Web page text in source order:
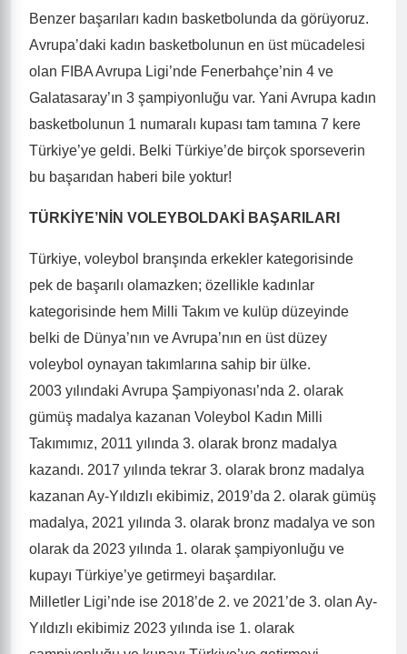
Benzer başarıları kadın basketbolunda da görüyoruz.
Avrupa’daki kadın basketbolunun en üst mücadelesi
olan FIBA Avrupa Ligi’nde Fenerbahçe’nin 4 ve
Galatasaray’ın 3 şampiyonluğu var. Yani Avrupa kadın
basketbolunun 1 numaralı kupası tam tamına 7 kere
Türkiye’ye geldi. Belki Türkiye’de birçok sporseverin
bu başarıdan haberi bile yoktur!
TÜRKİYE’NİN VOLEYBOLDAKİ BAŞARILARI
Türkiye, voleybol branşında erkekler kategorisinde
pek de başarılı olamazken; özellikle kadınlar
kategorisinde hem Milli Takım ve kulüp düzeyinde
belki de Dünya’nın ve Avrupa’nın en üst düzey
voleybol oynayan takımlarına sahip bir ülke.
2003 yılındaki Avrupa Şampiyonası’nda 2. olarak
gümüş madalya kazanan Voleybol Kadın Milli
Takımımız, 2011 yılında 3. olarak bronz madalya
kazandı. 2017 yılında tekrar 3. olarak bronz madalya
kazanan Ay-Yıldızlı ekibimiz, 2019’da 2. olarak gümüş
madalya, 2021 yılında 3. olarak bronz madalya ve son
olarak da 2023 yılında 1. olarak şampiyonluğu ve
kupayı Türkiye’ye getirmeyi başardılar.
Milletler Ligi’nde ise 2018’de 2. ve 2021’de 3. olan Ay-
Yıldızlı ekibimiz 2023 yılında ise 1. olarak